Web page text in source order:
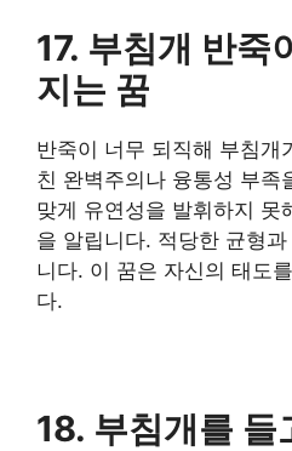
17. 부침개 반죽
지는 꿈
반죽이 너무 되직해 부침개
친 완벽주의나 융통성 부족
맞게 유연성을 발휘하지 못
을 알립니다. 적당한 균형
니다. 이 꿈은 자신의 태도
다.
18. 부침개를 들